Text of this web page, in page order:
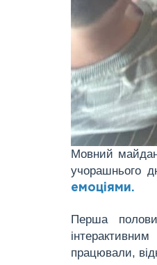
Мовний
учорашнього
емоціями.
Перша
працювали,